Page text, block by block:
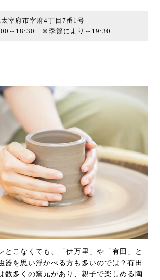
太宰府市宰府4丁目7番1号
～18:30 ※季節により～19:30
とこなくても、「伊万里」や「有田」と
器を思い浮かべる方も多いのでは？有田
数多くの窯元があり、親子で楽しめる陶